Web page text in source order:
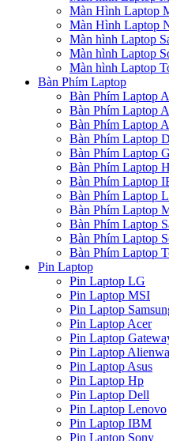
Màn Hình Laptop
Màn Hình Laptop
Màn hình Laptop
Màn hình Laptop
Màn hình Laptop
Bàn Phím Laptop
Bàn Phím Laptop
Bàn Phím Laptop
Bàn Phím Laptop
Bàn Phím Laptop
Bàn Phím Laptop
Bàn Phím Laptop
Bàn Phím Laptop
Bàn Phím Laptop
Bàn Phím Laptop
Bàn Phím Laptop
Bàn Phím Laptop
Bàn Phím Laptop
Pin Laptop
Pin Laptop LG
Pin Laptop MSI
Pin Laptop
Pin Laptop Acer
Pin Laptop
Pin Laptop
Pin Laptop Asus
Pin Laptop Hp
Pin Laptop Dell
Pin Laptop Lenovo
Pin Laptop IBM
Pin Laptop Sony